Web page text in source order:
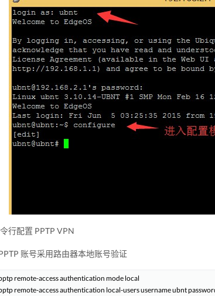
行配置 PPTP VPN
账号采用路由器本地账号验证
remote-access authentication mode local